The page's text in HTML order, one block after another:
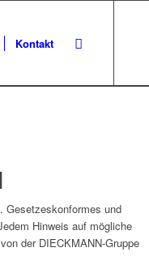
Kontakt
Gesetzeskonformes und
Hinweis auf mögliche
der DIECKMANN-Gruppe